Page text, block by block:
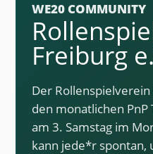
WE20 COMMUNITY
Freiburg
Der
den monatlichen
am 3. Samstag im
kann jede*r spontan,